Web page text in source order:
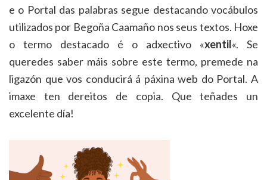
e o Portal das palabras segue destacando vocábulos
utilizados por Begoña Caamaño nos seus textos. Hoxe
o termo destacado é o adxectivo «xentil«. Se
queredes saber máis sobre este termo, premede na
ligazón que vos conducirá á páxina web do Portal. A
imaxe ten dereitos de copia. Que teñades un
excelente día!